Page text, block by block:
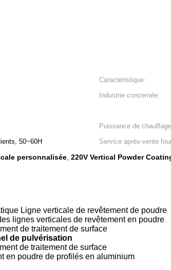
Caractéristique:
Industrie concernée:
Puissance de
50~60H Service après-vente
personnalisée, 220V Vertical Powder
Ligne verticale de revêtement de poudre
lignes verticales de revêtement en poudre
de traitement de surface
de pulvérisation
de traitement de surface
en poudre de profilés en aluminium